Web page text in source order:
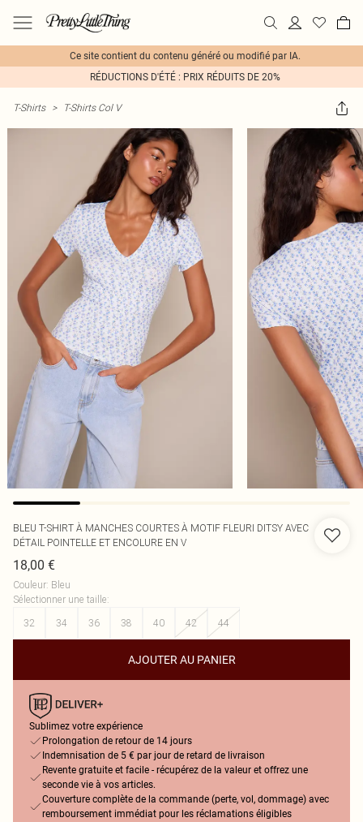
Ce site contient du contenu généré ou modifié par IA.
RÉDUCTIONS D'ÉTÉ : PRIX RÉDUITS DE 20%
T-Shirts > T-Shirts Col V
BLEU T-SHIRT À MANCHES COURTES À MOTIF FLEURI DITSY AVEC
DÉTAIL POINTELLE ET ENCOLURE EN V
18,00 €
Couleur: Bleu
Sélectionner une taille:
32
34 36 38 40 42 44
AJOUTER AU PANIER
Sublimez votre expérience
Prolongation de retour de 14 jours
Indemnisation de 5 € par jour de retard de livraison
Revente gratuite et facile - récupérez de la valeur et offrez une
seconde vie à vos articles.
Couverture complète de la commande (perte, vol, dommage) avec
remboursement immédiat pour les réclamations éligibles